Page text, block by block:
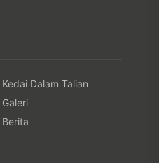
Kedai Dalam Talian
Galeri
Berita